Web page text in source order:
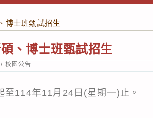
博士班甄試招生
、博士班甄試招生
/ 校園公告
114年11月24日(星期一)止。